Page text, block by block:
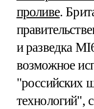
проливе.
и разведка
возможное
"российских
технологий",